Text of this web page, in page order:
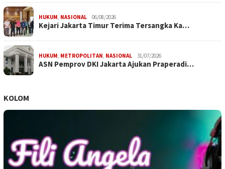
HUKUM, NASIONAL 06/08/2026
Kejari Jakarta Timur Terima Tersangka Ka…
HUKUM, METROPOLITAN, NASIONAL 31/07/2026
ASN Pemprov DKI Jakarta Ajukan Praperadi…
KOLOM